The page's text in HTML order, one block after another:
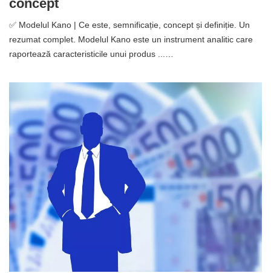
concept
✅ Modelul Kano | Ce este, semnificație, concept și definiție. Un
rezumat complet. Modelul Kano este un instrument analitic care
raportează caracteristicile unui produs ...…